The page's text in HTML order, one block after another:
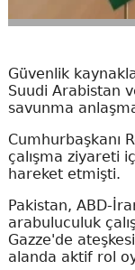
Güvenlik
Suudi Arabistan
savunma
Cumhurbaşkanı
çalışma ziyareti
hareket etmişti.
Pakistan, ABD-
arabuluculuk
Gazze'de
alanda aktif rol